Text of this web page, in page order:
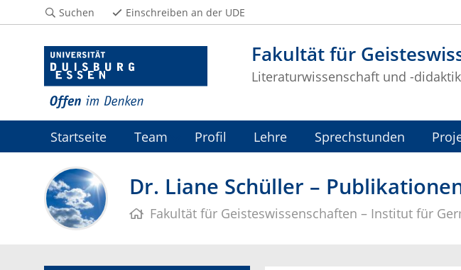
Fakultät für
Literaturwissenschaft und -
Suchen Einschreiben an der UDE
Startseite Team Profil Lehre Sprechstunden
Dr. Liane Schüller –
Fakultät für Geisteswissenschaften – Institut für